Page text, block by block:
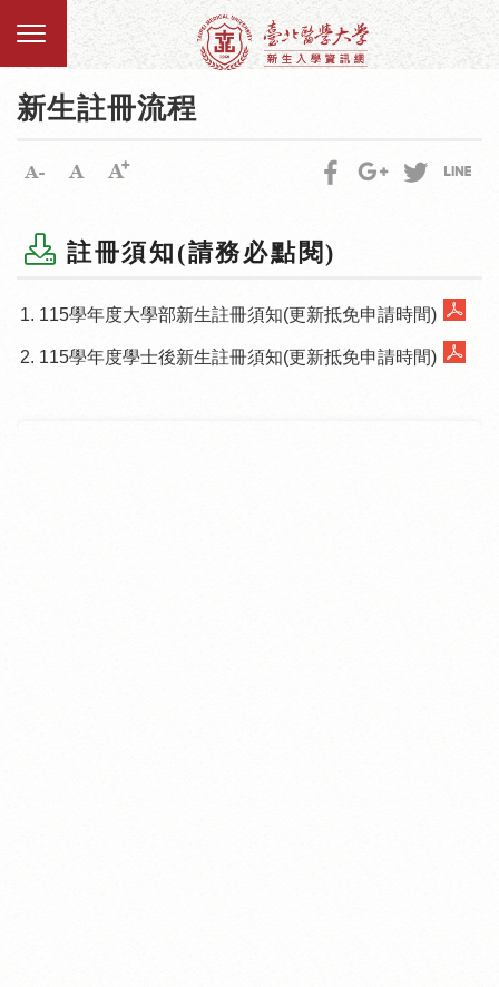
新生註冊流程
註冊須知(請務必點閱)
115學年度大學部新生註冊須知(更新抵免申請時間)
115學年度學士後新生註冊須知(更新抵免申請時間)